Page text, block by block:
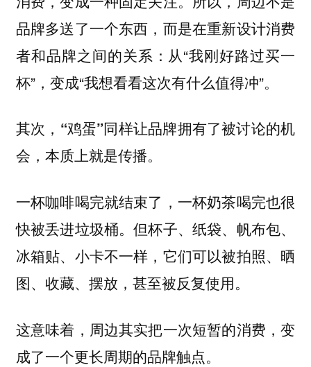
品牌多送了一个东西，而是在重新设计消费
者和品牌之间的关系：从“我刚好路过买一
杯”，变成“我想看看这次有什么值得冲”。
其次，“鸡蛋”同样让品牌拥有了被讨论的机
会，本质上就是传播。
一杯咖啡喝完就结束了，一杯奶茶喝完也很
快被丢进垃圾桶。但杯子、纸袋、帆布包、
冰箱贴、小卡不一样，它们可以被拍照、晒
图、收藏、摆放，甚至被反复使用。
这意味着，周边其实把一次短暂的消费，变
成了一个更长周期的品牌触点。